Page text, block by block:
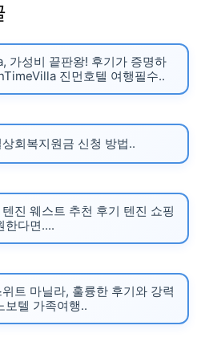
가성비 끝판왕! 후기가 증명하
진먼호텔 여행필수..
회복지원금 신청 방법..
진 웨스트 추천 후기 텐진 쇼핑
한다면....
트 마닐라, 훌륭한 후기와 강력
보텔 가족여행..